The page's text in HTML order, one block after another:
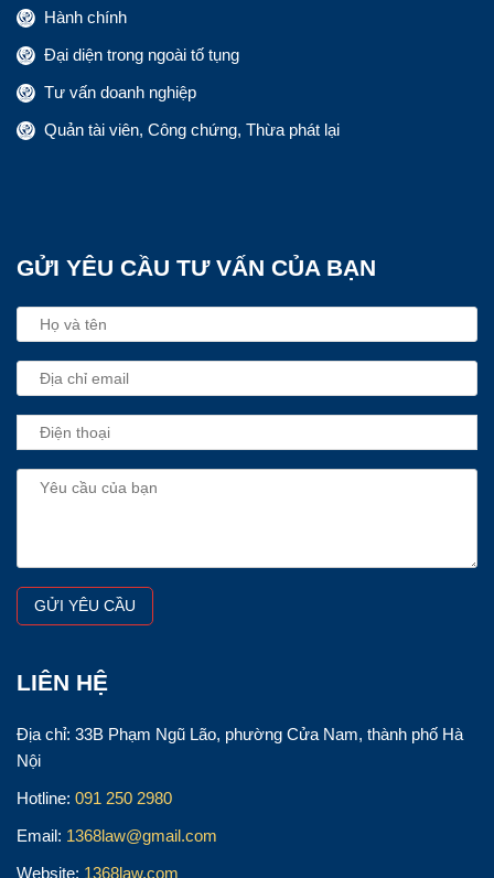
Hành chính
Đại diện trong ngoài tố tụng
Tư vấn doanh nghiệp
Quản tài viên, Công chứng, Thừa phát lại
GỬI YÊU CẦU TƯ VẤN CỦA BẠN
LIÊN HỆ
Địa chỉ: 33B Phạm Ngũ Lão, phường Cửa Nam, thành phố Hà
Nội
Hotline: 091 250 2980
Email: 1368law@gmail.com
Website: 1368law.com